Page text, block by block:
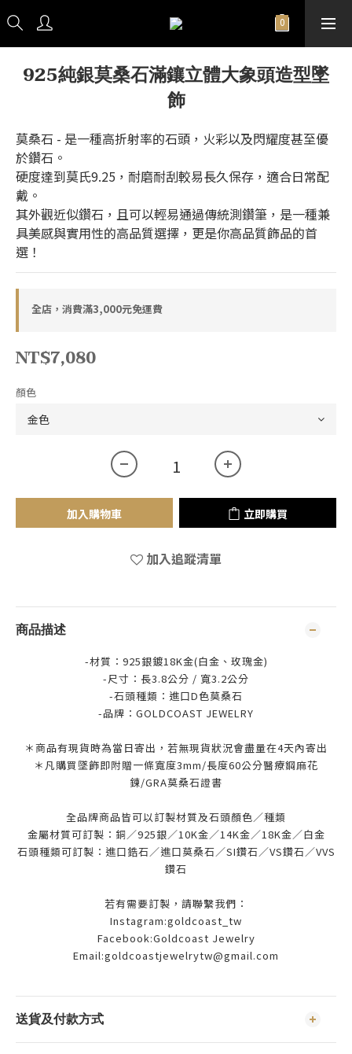
925純銀莫桑石滿鑲立體大象頭造型墜
飾
莫桑石 - 是一種高折射率的石頭，火彩以及閃耀度甚至優
於鑽石。
硬度達到莫氏9.25，耐磨耐刮較易長久保存，適合日常配
戴。
其外觀近似鑽石，且可以輕易通過傳統測鑽筆，是一種兼
具美感與實用性的高品質選擇，更是你高品質飾品的首
選！
全店，消費滿3,000元免運費
NT$7,080
顏色
加入購物車 立即購買
加入追蹤清單
商品描述
-材質：925銀鍍18K金(白金、玫瑰金)
-尺寸：長3.8公分 / 寬3.2公分
-石頭種類：進口D色莫桑石
-品牌： GOLDCOAST JEWELRY
＊商品有現貨時為當日寄出，若無現貨狀況會盡量在4天內寄出
＊凡購買墜飾即附贈一條寬度3mm/長度60公分醫療鋼麻花
鍊/GRA莫桑石證書
全品牌商品皆可以訂製材質及石頭顏色／種類
金屬材質可訂製：銅／925銀／10K金／14K金／18K金／白金
石頭種類可訂製：進口鋯石／進口莫桑石／SI鑽石／VS鑽石／VVS
鑽石
若有需要訂製，請聯繫我們：
Instagram:goldcoast_tw
Facebook:Goldcoast Jewelry
Email:goldcoastjewelrytw@gmail.com
送貨及付款方式